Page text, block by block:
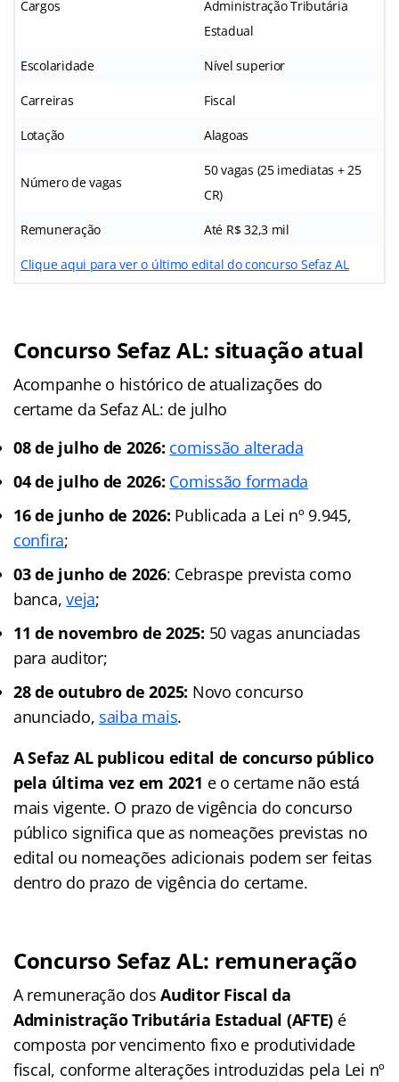
Cargos
Administração Tributária
Estadual
Escolaridade Nível superior
Carreiras Fiscal
Lotação Alagoas
Número de vagas
50 vagas (25 imediatas + 25
CR)
Remuneração Até R$ 32,3 mil
Clique aqui para ver o último edital do concurso Sefaz AL
Concurso Sefaz AL: situação atual
Acompanhe o histórico de atualizações do
certame da Sefaz AL: de julho
08 de julho de 2026: comissão alterada
04 de julho de 2026: Comissão formada
16 de junho de 2026: Publicada a Lei nº 9.945,
confira;
03 de junho de 2026: Cebraspe prevista como
banca,veja;
11 de novembro de 2025: 50 vagas anunciadas
para auditor;
28 de outubro de 2025: Novo concurso
anunciado, saiba mais.
A Sefaz AL publicou edital de concurso público
pela última vez em 2021 e o certame não está
mais vigente. O prazo de vigência do concurso
público significa que as nomeações previstas no
edital ou nomeações adicionais podem ser feitas
dentro do prazo de vigência do certame.
Concurso Sefaz AL: remuneração
A remuneração dosAuditor Fiscal da
Administração Tributária Estadual (AFTE) é
composta por vencimento fixo e produtividade
fiscal, conforme alterações introduzidas pela Lei nº